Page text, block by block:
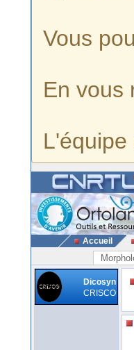
Vous
En vous
L'équipe
Accueil
Dicosyn
CRISCO